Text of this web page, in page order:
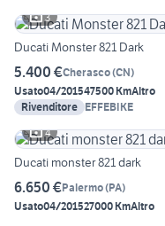
3
Ducati Monster 821 Dark
5.400 €Cherasco(CN)
Usato04/201547500 KmAltro
Rivenditore EFFEBIKE
4
Ducati monster 821 dark
6.650 €Palermo(PA)
Usato04/201527000 KmAltro